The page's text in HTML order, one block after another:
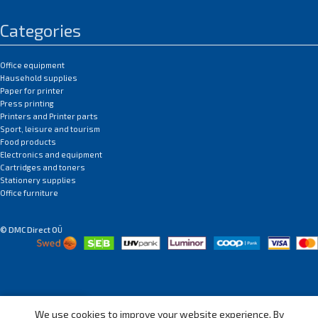
optimaalne printeri 5760\+
eraldusvõimega printimiseks\.
paberit: fotod; ajakavad ja
esitlused; tekst mis tahes
Soovitame paberit hoida kuivas
kohas, otsese päikesevalguse
eest kaitstult\. Ei sisalda
kahjulikke aineid\. Prinditud pilte
on soovitatav säilitada
saavutamiseks kasutage
tindiprinteris või MFP-s õigeid
Categories
Office equipment
Hausehold supplies
Paper for printer
Press printing
Printers and Printer parts
Sport, leisure and tourism
Food products
Electronics and equipment
Cartridges and toners
Stationery supplies
Office furniture
© DMC Direct OÜ
We use cookies to improve your website experience. By